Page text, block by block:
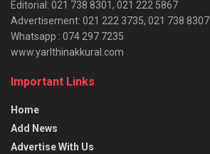
Editorial: 021 738 8301, 021 222 5867
Advertisement: 021 222 3735, 021 738 8307
Whatsapp : 074 297 7235
www.yarlthinakkural.com
Important Links
Home
Add News
Advertise With Us